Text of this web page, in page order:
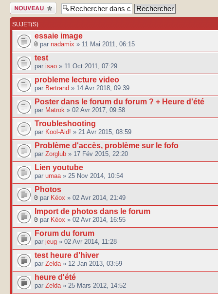
Publier un
nouveau sujet
SUJET(S)
essaie image
par nadamix » 11 Mai 2011, 06:15
test
par isao » 11 Oct 2011, 07:29
probleme lecture video
par Bertrand » 14 Avr 2018, 09:39
Poster dans le forum du forum ? + Heure d'été
par Matrok » 02 Avr 2017, 09:58
Troubleshooting
par Kool-Aid! » 21 Avr 2015, 08:59
Problème d'accès, problème sur le fofo
par Zorglub » 17 Fév 2015, 22:20
Lien youtube
par umaa » 25 Nov 2014, 10:54
Photos
par Kéox » 02 Avr 2014, 21:49
Import de photos dans le forum
par Kéox » 02 Avr 2014, 16:55
Forum du forum
par jeug » 02 Avr 2014, 11:28
test heure d'hiver
par Zelda » 12 Jan 2013, 03:59
heure d'été
par Zelda » 25 Mars 2012, 14:52